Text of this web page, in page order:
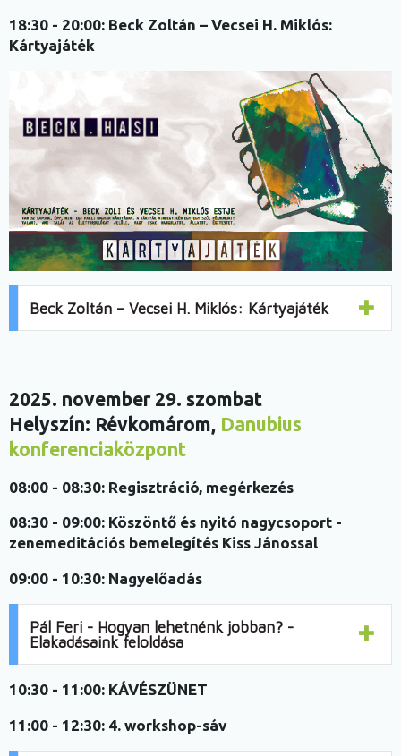
18:30 - 20:00: Beck Zoltán – Vecsei H. Miklós:
Kártyajáték
Beck Zoltán – Vecsei H. Miklós: Kártyajáték
2025. november 29. szombat
Helyszín: Révkomárom, Danubius
konferenciaközpont
08:00 - 08:30: Regisztráció, megérkezés
08:30 - 09:00: Köszöntő és nyitó nagycsoport -
zenemeditációs bemelegítés Kiss Jánossal
09:00 - 10:30: Nagyelőadás
Pál Feri - Hogyan lehetnénk jobban? -
Elakadásaink feloldása
10:30 - 11:00: KÁVÉSZÜNET
11:00 - 12:30: 4. workshop-sáv